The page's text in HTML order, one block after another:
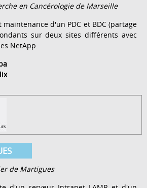
en Cancérologie de Marseille
d'un PDC et BDC (partage
sur deux sites différents avec
NetApp.
de Martigues